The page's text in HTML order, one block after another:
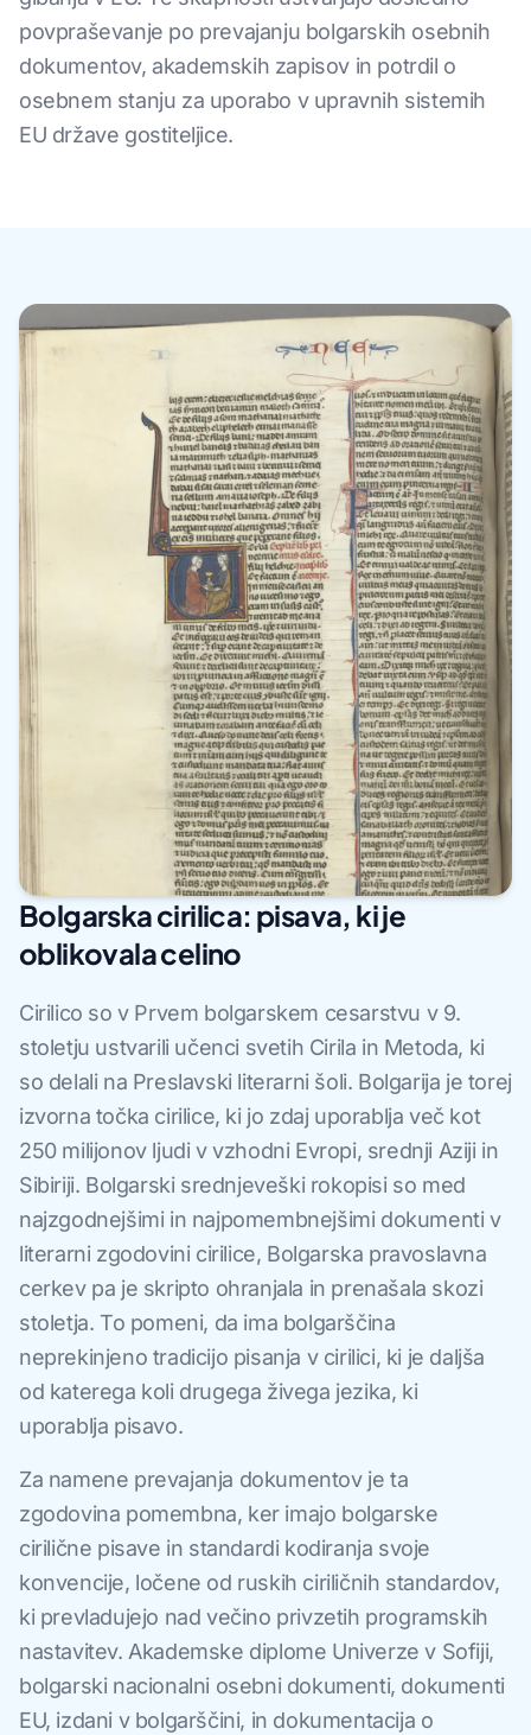
povpraševanje po prevajanju bolgarskih osebnih
dokumentov, akademskih zapisov in potrdil o
osebnem stanju za uporabo v upravnih sistemih
EU države gostiteljice.
Bolgarska cirilica: pisava, ki je
oblikovala celino
Cirilico so v Prvem bolgarskem cesarstvu v 9.
stoletju ustvarili učenci svetih Cirila in Metoda, ki
so delali na Preslavski literarni šoli. Bolgarija je torej
izvorna točka cirilice, ki jo zdaj uporablja več kot
250 milijonov ljudi v vzhodni Evropi, srednji Aziji in
Sibiriji. Bolgarski srednjeveški rokopisi so med
najzgodnejšimi in najpomembnejšimi dokumenti v
literarni zgodovini cirilice, Bolgarska pravoslavna
cerkev pa je skripto ohranjala in prenašala skozi
stoletja. To pomeni, da ima bolgarščina
neprekinjeno tradicijo pisanja v cirilici, ki je daljša
od katerega koli drugega živega jezika, ki
uporablja pisavo.
Za namene prevajanja dokumentov je ta
zgodovina pomembna, ker imajo bolgarske
cirilične pisave in standardi kodiranja svoje
konvencije, ločene od ruskih ciriličnih standardov,
ki prevladujejo nad večino privzetih programskih
nastavitev. Akademske diplome Univerze v Sofiji,
bolgarski nacionalni osebni dokumenti, dokumenti
EU, izdani v bolgarščini, in dokumentacija o